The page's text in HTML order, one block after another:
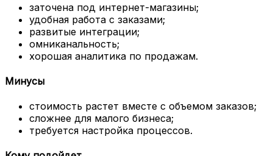
заточена под интернет-магазины;
удобная работа с заказами;
развитые интеграции;
омниканальность;
хорошая аналитика по продажам.
Минусы
стоимость растет вместе с объемом заказов;
сложнее для малого бизнеса;
требуется настройка процессов.